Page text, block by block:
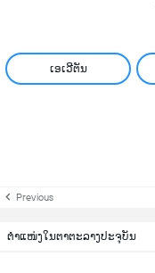
ເອເວີຕັນ
Previous
ຕຳແໜ່ງໃນຕາຕະລາງປະຈຸບັນ